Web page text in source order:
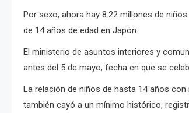
Por sexo, ahora hay 8.22 millones de
de 14 años de edad en Japón.
El ministerio de asuntos interiores y
antes del 5 de mayo, fecha en que se
La relación de niños de hasta 14 años
también cayó a un mínimo histórico,